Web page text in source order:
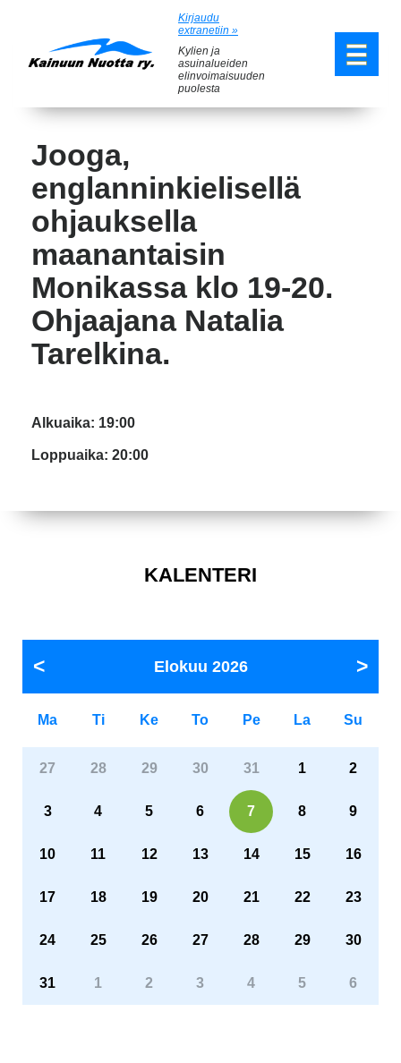
Kirjaudu
extranetiin »
Kylien ja
asuinalueiden
elinvoimaisuuden
puolesta
Jooga,
englanninkielisellä
ohjauksella
maanantaisin
Monikassa klo 19-20.
Ohjaajana Natalia
Tarelkina.
Alkuaika: 19:00
Loppuaika: 20:00
KALENTERI
Elokuu 2026
Ma Ti Ke To Pe La Su
27 28 29 30 31 1 2
3 4 5 6 7 8 9
10 11 12 13 14 15 16
17 18 19 20 21 22 23
24 25 26 27 28 29 30
31 1 2 3 4 5 6